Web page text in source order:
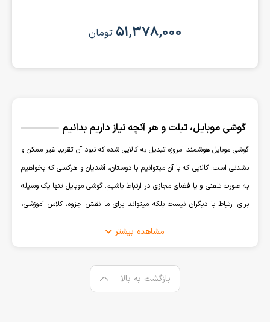
۵۱,۳۷۸,۰۰۰ تومان
گوشی موبایل، تبلت و هر آنچه نیاز داریم بدانیم
گوشی موبایل هوشمند امروزه تبدیل به کالایی شده که نبود آن تقریبا غیر ممکن و
نشدنی است. کالایی که با آن میتوانیم با دوستان، آشنایان و هرکسی که بخواهیم
به صورت تلفنی و یا فضای مجازی در ارتباط باشیم. گوشی موبایل تنها یک وسیله
برای ارتباط با دیگران نیست بلکه میتواند برای ما نقش جزوه، کلاس آموزشی،
بالایی برخوردار است، استفاده از شارژر اصل که به باتری آسیبی
وارد نکند، قاب و گلس برای محافظت از نمایشگر و بدنه ی گوشی
مشاهده بیشتر
بازگشت به بالا